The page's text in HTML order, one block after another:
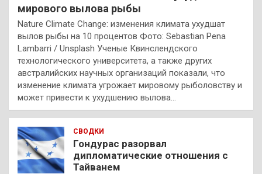
мирового вылова рыбы
Nature Climate Change: изменения климата ухудшат
вылов рыбы на 10 процентов Фото: Sebastian Pena
Lambarri / Unsplash Ученые Квинслендского
технологического университета, а также других
австралийских научных организаций показали, что
изменение климата угрожает мировому рыболовству и
может привести к ухудшению вылова…
СВОДКИ
Гондурас разорвал
дипломатические отношения с
Тайванем